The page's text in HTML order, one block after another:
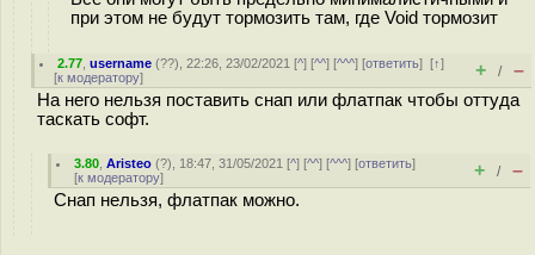
при этом не будут тормозить там, где Void тормозит
2.77 ,username (??), 22:26, 23/02/2021 [^] [^^] [^^^] [ответить][↑]
[к модератору] + / –
На него нельзя поставить снап или флатпак чтобы оттуда
таскать софт.
3.80 ,Aristeo (?), 18:47, 31/05/2021 [^] [^^] [^^^] [ответить]
[к модератору] + / –
Снап нельзя, флатпак можно.